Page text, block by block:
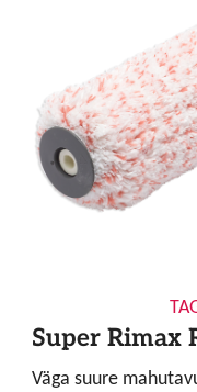
Super Rimax
Väga suure